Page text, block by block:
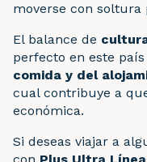
moverse con soltura
El balance de
perfecto en este país
comida y del
cual contribuye a
económica.
Si deseas viajar a